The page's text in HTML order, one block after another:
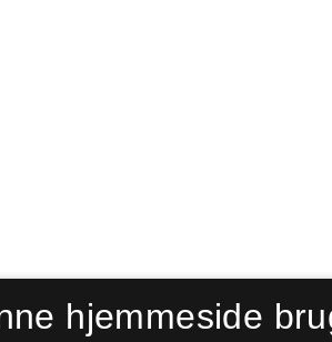
hjemmeside